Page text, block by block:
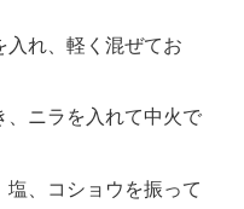
入れ、軽く混ぜてお
、ニラを入れて中火で
、コショウを振って